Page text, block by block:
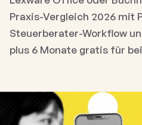
Praxis-Vergleich 2026 mit
Steuerberater-Workflow
plus 6 Monate gratis für